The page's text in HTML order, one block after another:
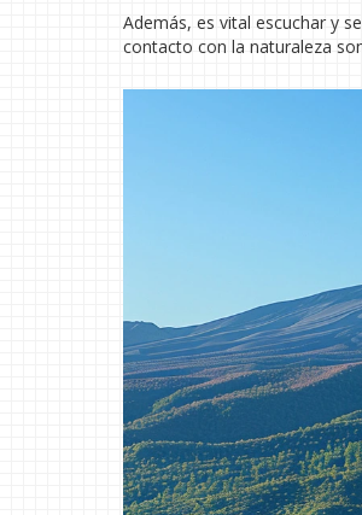
Además, es vital escuchar y
contacto con la naturaleza